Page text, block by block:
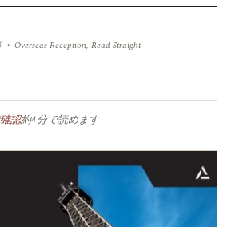
Overseas Reception, Read Straight
認約4分で読めます